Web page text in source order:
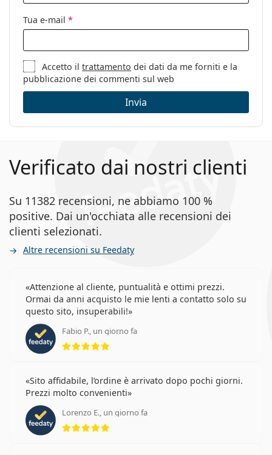
Tua e-mail *
Accetto iltrattamento dei dati da me forniti e la
pubblicazione dei commenti sul web
Invia
Verificato dai nostri clienti
Su 11382 recensioni, ne abbiamo 100 %
positive. Dai un'occhiata alle recensioni dei
clienti selezionati.
Altre recensioni su Feedaty
Attenzione al cliente, puntualità e ottimi prezzi.
Ormai da anni acquisto le mie lenti a contatto solo su
questo sito, insuperabili!
Fabio P., un giorno fa
Sito affidabile, l’ordine è arrivato dopo pochi giorni.
Prezzi molto convenienti
Lorenzo E., un giorno fa
valutazione 5 di 5